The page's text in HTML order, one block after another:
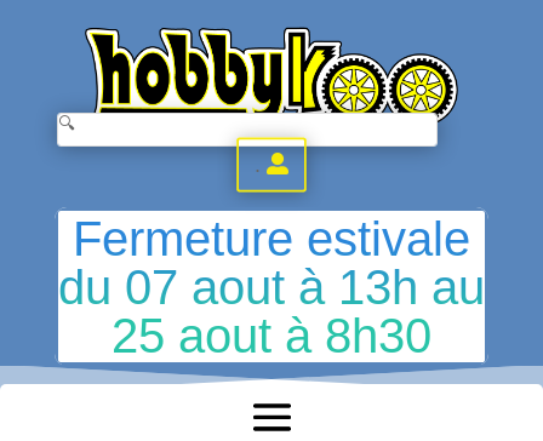
.
Fermeture estivale
du 07 aout à 13h au
25 aout à 8h30